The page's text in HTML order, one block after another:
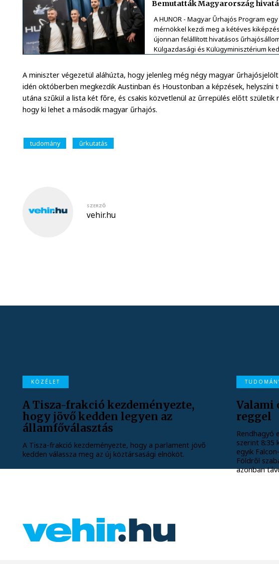
Bemutatták Magyarország
A HUNOR - Magyar Űrhajós Program
mérnökkel kezdi meg a kétéves
újonnan felállított hivatásos
Külgazdasági és Külügyminisztérium
A miniszter végezetül aláhúzta, hogy jelenleg még négy magyar
idén októberben megkezdik Austinban és Houstonban a képzések, helyszíni
utána szűkül a lista két főre, és csakis közvetlenül az űrrepülés előtt
hogy ki lehet a második magyar űrhajós.
tudomány űrkutatás
SZERZŐ
vehir.hu
KÖZÉLET
A Tisza-frakció kezdeményezte,
hogy jövő kedden legyen az
államfőválasztás
A Tisza-frakció kezdeményezte, hogy a parlament jövő
kedden válassza meg az új köztársasági elnököt.
Valami
reggel
Rendhagyó
szerint 8:35
egyik
Földről
azonban